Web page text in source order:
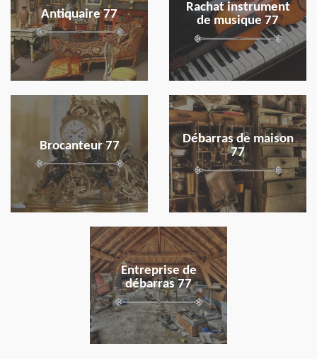
Antiquaire 77
Rachat instrument
de musique 77
Brocanteur 77
en savoir plus
Débarras de maison
77
en savoir plus
Entreprise de
débarras 77
en savoir plus